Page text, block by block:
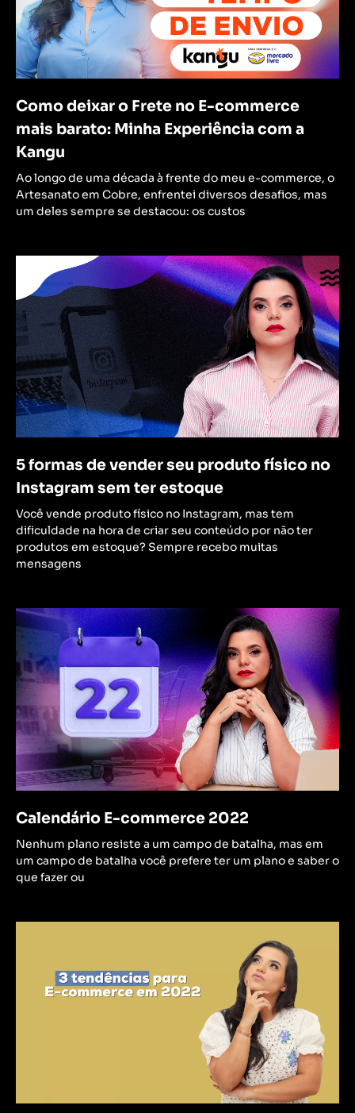
Como deixar o Frete no E-commerce
mais barato: Minha Experiência com a
Kangu
Ao longo de uma década à frente do meu e-commerce, o
Artesanato em Cobre, enfrentei diversos desafios, mas
um deles sempre se destacou: os custos
5 formas de vender seu produto físico no
Instagram sem ter estoque
Você vende produto físico no Instagram, mas tem
dificuldade na hora de criar seu conteúdo por não ter
produtos em estoque? Sempre recebo muitas
mensagens
Calendário E-commerce 2022
Nenhum plano resiste a um campo de batalha, mas em
um campo de batalha você prefere ter um plano e saber o
que fazer ou